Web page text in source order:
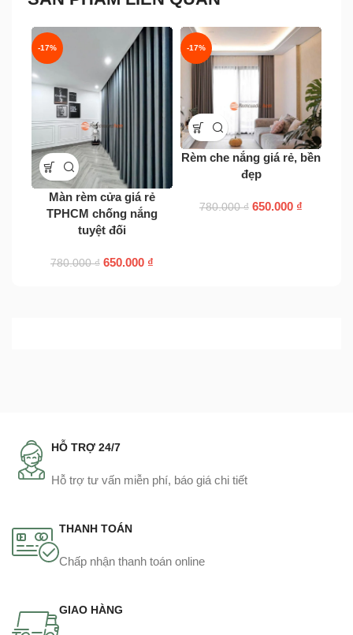
-17%
Màn rèm cửa giá rẻ
TPHCM chống nắng
tuyệt đối
780.000₫ 650.000 ₫
-17%
Rèm che nắng giá rẻ, bền
đẹp
780.000₫ 650.000 ₫
HỖ TRỢ 24/7
Hỗ trợ tư vấn miễn phí, báo giá chi tiết
THANH TOÁN
Chấp nhận thanh toán online
GIAO HÀNG